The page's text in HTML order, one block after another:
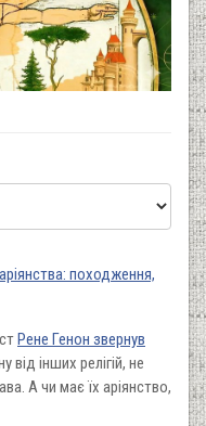
походження,
Рене Генон звернув
від інших релігій, не
А чи має їх аріянство,